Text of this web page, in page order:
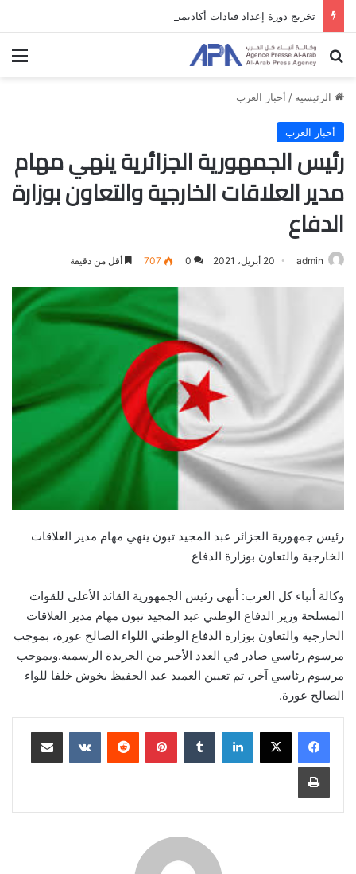
بحث عن
الرئيسية / أخبار العرب
أخبار العرب
رئيس الجمهورية الجزائرية ينهي مهام
مدير العلاقات الخارجية والتعاون بوزارة
الدفاع
admin 20 أبريل، 2021 0
707 أقل من دقيقة
رئيس جمهورية الجزائر عبد المجيد تبون ينهي مهام مدير العلاقات
الخارجية والتعاون بوزارة الدفاع
وكالة أنباء كل العرب: أنهى رئيس الجمهورية القائد الأعلى للقوات
المسلحة وزير الدفاع الوطني عبد المجيد تبون مهام مدير العلاقات
الخارجية والتعاون بوزارة الدفاع الوطني اللواء الصالح عورة، بموجب
مرسوم رئاسي صادر في العدد الأخير من الجريدة الرسمية.وبموجب
مرسوم رئاسي آخر، تم تعيين العميد عبد الحفيظ بخوش خلفا للواء
الصالح عورة.
لينكدإن بينتيريست مشاركة عبر البريد
طباعة